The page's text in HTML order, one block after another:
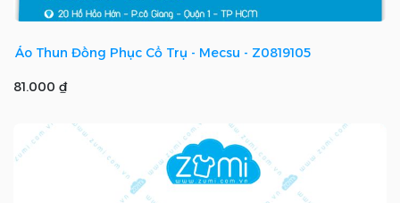
Áo Thun Đồng Phục Cổ Trụ - Mecsu - Z0819105
81.000 ₫